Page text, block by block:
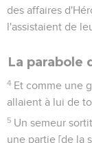
des affaires
l'assistaient de
La parabole
4 Et comme une
allaient à lui de
5 Un semeur
une partie [de la